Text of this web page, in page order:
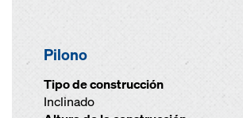
Pilono
Tipo de construcción
Inclinado